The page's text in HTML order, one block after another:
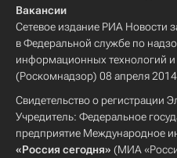
Вакансии
Сетевое издание РИА Новости
в Федеральной службе по
информационных технологий
(Роскомнадзор) 08 апреля 2014
Свидетельство о
Учредитель: Федеральное
предприятие Международное
«Россия сегодня» (МИА